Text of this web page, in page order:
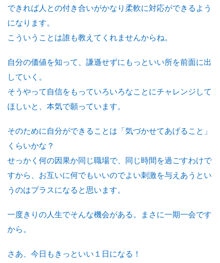
できれば人との付き合いがかなり柔軟に対応ができるよう
になります。
こういうことは誰も教えてくれませんからね。
自分の価値を知って、謙遜せずにもっといい所を前面に出
していく。
そうやって自信をもっていろいろなことにチャレンジして
ほしいと、本気で願っています。
そのために自分ができることは「気づかせてあげること」
くらいかな？
せっかく何の因果か同じ職場で、同じ時間を過ごすわけで
すから、お互いに何でもいいのでよい刺激を与えあうとい
うのはプラスになると思います。
一度きりの人生でそんな機会がある。まさに一期一会です
から。
さあ、今日もきっといい１日になる！